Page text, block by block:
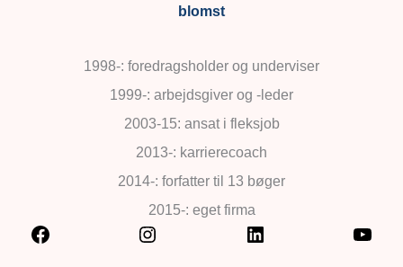
blomst
1998-: foredragsholder og underviser
1999-: arbejdsgiver og -leder
2003-15: ansat i fleksjob
2013-: karrierecoach
2014-: forfatter til 13 bøger
2015-: eget firma